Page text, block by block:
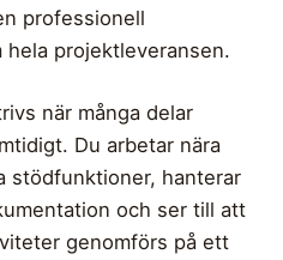
professionell
projektleveransen.
när många delar
Du arbetar nära
stödfunktioner, hanterar
och ser till att
genomförs på ett